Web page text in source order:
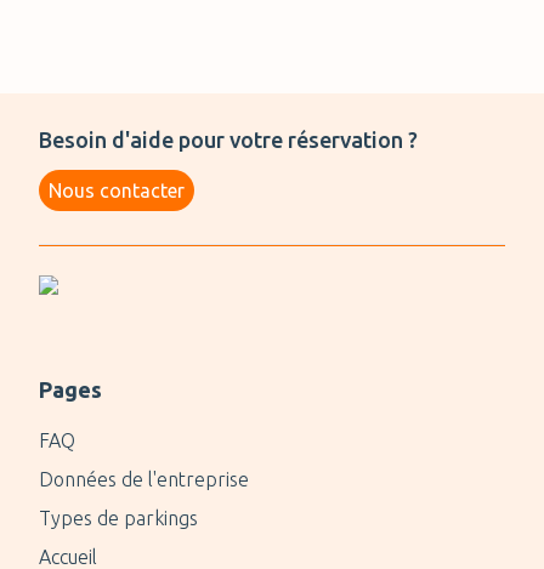
Besoin d'aide pour votre réservation ?
Nous contacter
Pages
FAQ
Données de l'entreprise
Types de parkings
Accueil